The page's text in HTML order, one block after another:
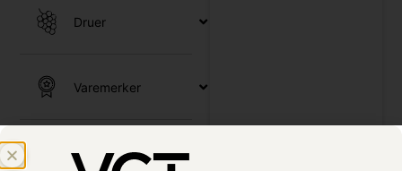
Druer
Varemerker
Utvalg